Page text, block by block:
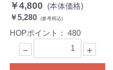
￥4,800
(本体価格)
￥5,280
(参考税込)
HOPポイント： 480
－ ＋